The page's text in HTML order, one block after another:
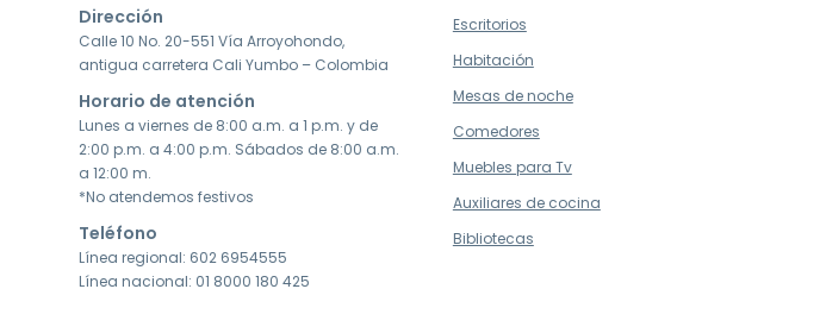
Dirección
Calle 10 No. 20-551 Vía Arroyohondo,
antigua carretera Cali Yumbo – Colombia
Horario de atención
Lunes a viernes de 8:00 a.m. a 1 p.m. y de
2:00 p.m. a 4:00 p.m. Sábados de 8:00 a.m.
a 12:00 m.
*No atendemos festivos
Teléfono
Línea regional: 602 6954555
Línea nacional: 01 8000 180 425
Escritorios
Habitación
Mesas de noche
Comedores
Muebles para Tv
Auxiliares de cocina
Bibliotecas